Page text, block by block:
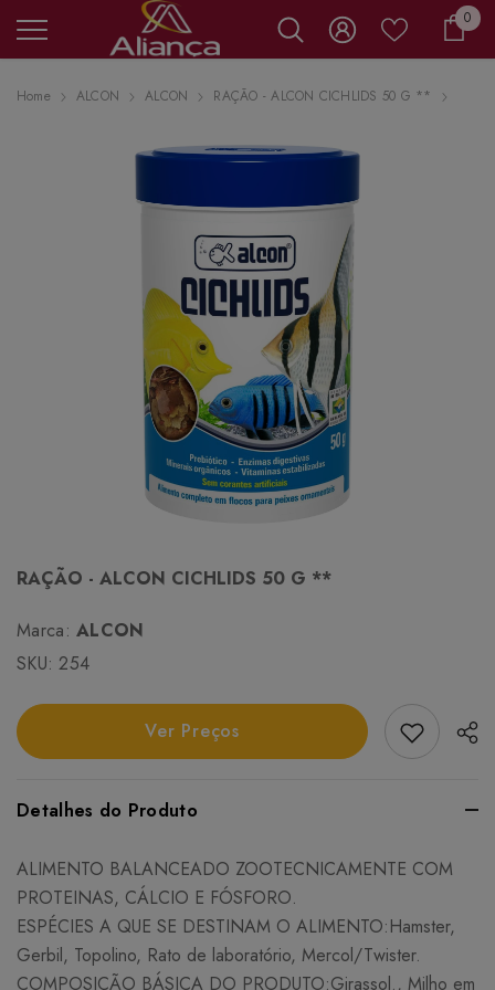
00
Home ALCON ALCON RAÇÃO - ALCON CICHLIDS 50 G **
RAÇÃO - ALCON CICHLIDS 50 G **
Marca: ALCON
SKU: 254
Ver Preços Add
Detalhes do Produto
ALIMENTO BALANCEADO ZOOTECNICAMENTE COM
PROTEINAS, CÁLCIO E FÓSFORO.
ESPÉCIES A QUE SE DESTINAM O ALIMENTO:Hamster,
Gerbil, Topolino, Rato de laboratório, Mercol/Twister.
COMPOSIÇÃO BÁSICA DO PRODUTO:Girassol., Milho em